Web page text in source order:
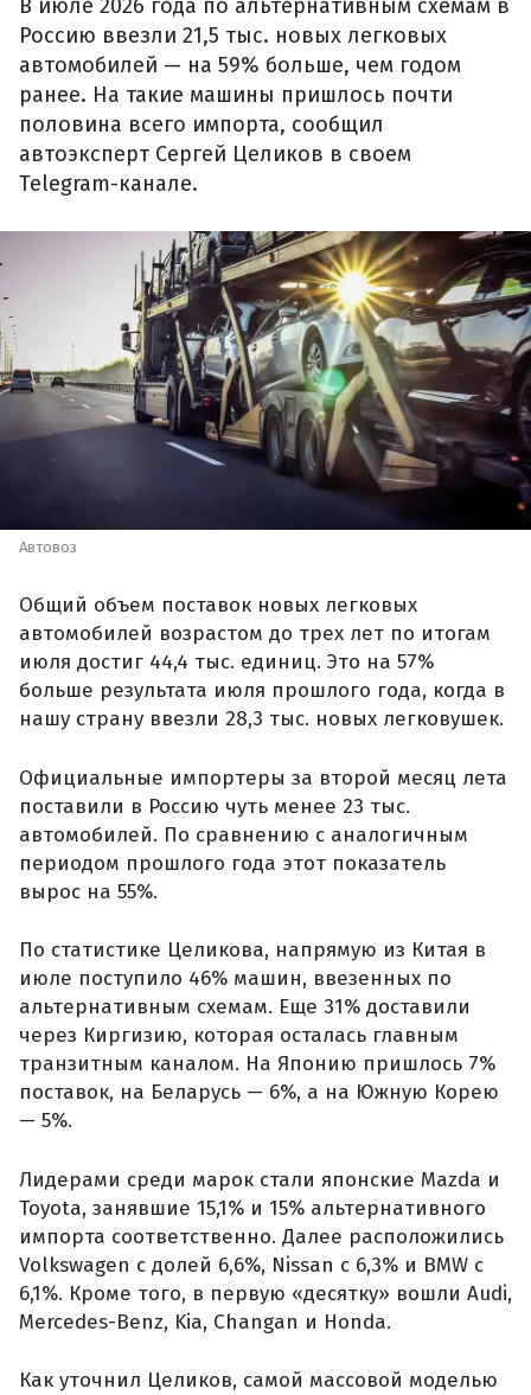
В июле 2026 года по альтернативным схемам в
Россию ввезли 21,5 тыс. новых легковых
автомобилей — на 59% больше, чем годом
ранее. На такие машины пришлось почти
половина всего импорта, сообщил
автоэксперт Сергей Целиков в своем
Telegram-канале.
Автовоз
Общий объем поставок новых легковых
автомобилей возрастом до трех лет по итогам
июля достиг 44,4 тыс. единиц. Это на 57%
больше результата июля прошлого года, когда в
нашу страну ввезли 28,3 тыс. новых легковушек.
Официальные импортеры за второй месяц лета
поставили в Россию чуть менее 23 тыс.
автомобилей. По сравнению с аналогичным
периодом прошлого года этот показатель
вырос на 55%.
По статистике Целикова, напрямую из Китая в
июле поступило 46% машин, ввезенных по
альтернативным схемам. Еще 31% доставили
через Киргизию, которая осталась главным
транзитным каналом. На Японию пришлось 7%
поставок, на Беларусь — 6%, а на Южную Корею
— 5%.
Лидерами среди марок стали японские Mazda и
Toyota, занявшие 15,1% и 15% альтернативного
импорта соответственно. Далее расположились
Volkswagen с долей 6,6%, Nissan с 6,3% и BMW с
6,1%. Кроме того, в первую «десятку» вошли Audi,
Mercedes-Benz, Kia, Changan и Honda.
Как уточнил Целиков, самой массовой моделью